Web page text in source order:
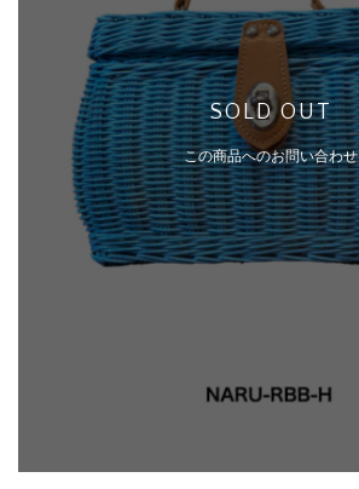
SOLD OUT
この商品へのお問い合わせ